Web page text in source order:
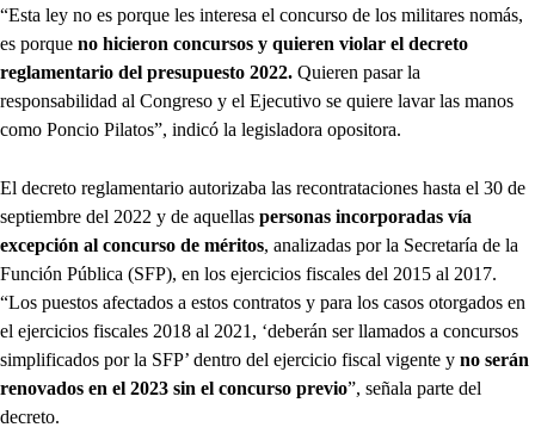
“Esta ley no es porque les interesa el concurso de los militares nomás,
es porque no hicieron concursos y quieren violar el decreto
reglamentario del presupuesto 2022. Quieren pasar la
responsabilidad al Congreso y el Ejecutivo se quiere lavar las manos
como Poncio Pilatos”, indicó la legisladora opositora.
El decreto reglamentario autorizaba las recontrataciones hasta el 30 de
septiembre del 2022 y de aquellas personas incorporadas vía
excepción al concurso de méritos, analizadas por la Secretaría de la
Función Pública (SFP), en los ejercicios fiscales del 2015 al 2017.
“Los puestos afectados a estos contratos y para los casos otorgados en
el ejercicios fiscales 2018 al 2021, ‘deberán ser llamados a concursos
simplificados por la SFP’ dentro del ejercicio fiscal vigente y no serán
renovados en el 2023 sin el concurso previo”, señala parte del
decreto.